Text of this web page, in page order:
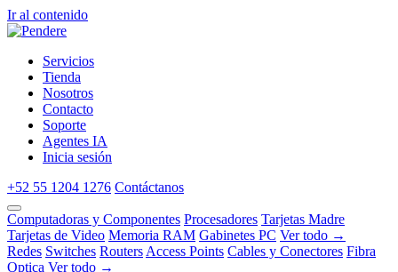
Ir al contenido
Servicios
Tienda
Nosotros
Contacto
Soporte
Agentes IA
Inicia sesión
+52 55 1204 1276 Contáctanos
Computadoras y Componentes Procesadores Tarjetas Madre
Tarjetas de Video Memoria RAM Gabinetes PC Ver todo →
Redes Switches Routers Access Points Cables y Conectores Fibra
Optica Ver todo →